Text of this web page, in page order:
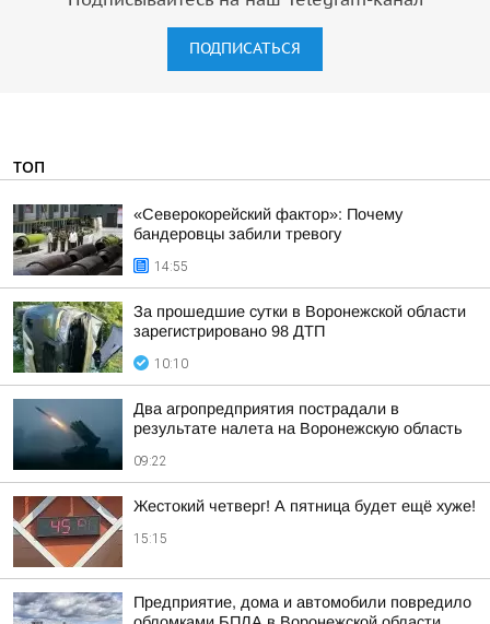
ПОДПИСАТЬСЯ
ТОП
«Северокорейский фактор»: Почему
бандеровцы забили тревогу
14:55
За прошедшие сутки в Воронежской области
зарегистрировано 98 ДТП
10:10
Два агропредприятия пострадали в
результате налета на Воронежскую область
09:22
Жестокий четверг! А пятница будет ещё хуже!
15:15
Предприятие, дома и автомобили повредило